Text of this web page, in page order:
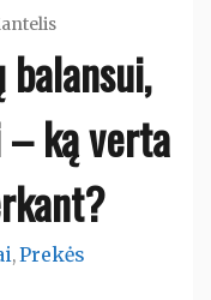
ką verta
,Prekės